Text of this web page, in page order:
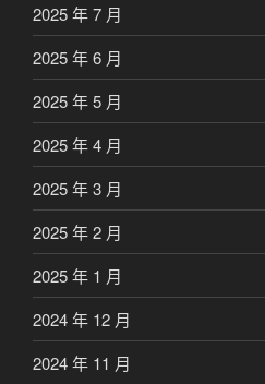
2025 年 7 月
2025 年 6 月
2025 年 5 月
2025 年 4 月
2025 年 3 月
2025 年 2 月
2025 年 1 月
2024 年 12 月
2024 年 11 月